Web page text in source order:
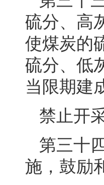
硫分、高
使煤炭的
硫分、低
当限期建
禁止开
第三十
施，鼓励